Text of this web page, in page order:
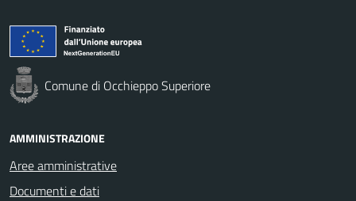
Comune di Occhieppo Superiore
AMMINISTRAZIONE
Aree amministrative
Documenti e dati